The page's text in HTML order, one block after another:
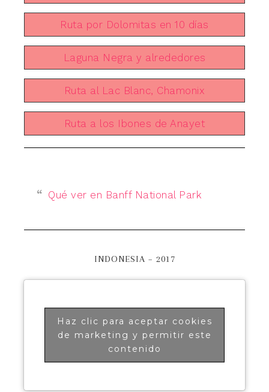
Ruta por Dolomitas en 10 días
Laguna Negra y alrededores
Ruta al Lac Blanc, Chamonix
Ruta a los Ibones de Anayet
Qué ver en Banff National Park
INDONESIA – 2017
Haz clic para aceptar cookies
de marketing y permitir este
contenido